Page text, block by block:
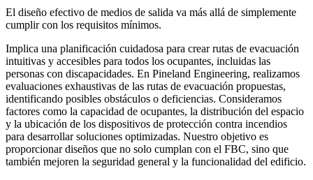
El diseño efectivo de medios de salida va más allá de simplemente
cumplir con los requisitos mínimos.
Implica una planificación cuidadosa para crear rutas de evacuación
intuitivas y accesibles para todos los ocupantes, incluidas las
personas con discapacidades. En Pineland Engineering, realizamos
evaluaciones exhaustivas de las rutas de evacuación propuestas,
identificando posibles obstáculos o deficiencias. Consideramos
factores como la capacidad de ocupantes, la distribución del espacio
y la ubicación de los dispositivos de protección contra incendios
para desarrollar soluciones optimizadas. Nuestro objetivo es
proporcionar diseños que no solo cumplan con el FBC, sino que
también mejoren la seguridad general y la funcionalidad del edificio.